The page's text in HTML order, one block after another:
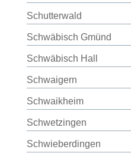
Schutterwald
Schwäbisch Gmünd
Schwäbisch Hall
Schwaigern
Schwaikheim
Schwetzingen
Schwieberdingen